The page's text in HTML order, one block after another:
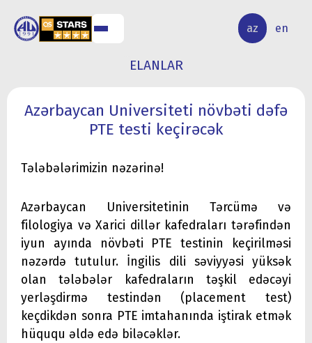
az en
ELMİ
TƏDQİQAT
ELANLAR
Azərbaycan Universiteti növbəti dəfə
PTE testi keçirəcək
Tələbələrimizin nəzərinə!
Azərbaycan Universitetinin Tərcümə və
filologiya və Xarici dillər kafedraları tərəfindən
iyun ayında növbəti PTE testinin keçirilməsi
nəzərdə tutulur. İngilis dili səviyyəsi yüksək
olan tələbələr kafedraların təşkil edəcəyi
yerləşdirmə testindən (placement test)
keçdikdən sonra PTE imtahanında iştirak etmək
hüququ əldə edə biləcəklər.